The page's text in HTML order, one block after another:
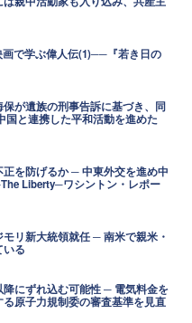
画で学ぶ偉人伝(1)──『若き日の
が遺族の刑事告訴に基づき、同
と連携した平和活動を進めた
を防げるか ─ 中東外交を進め中
Liberty─ワシントン・レポー
リ新大統領就任 ─ 南米で親米・
いる
にずれ込む可能性 ─ 電気料金を
原子力規制委の審査基準を見直